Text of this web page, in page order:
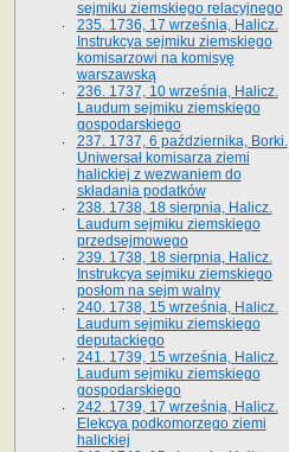
sejmiku ziemskiego relacyjnego
235. 1736, 17 września, Halicz.
Instrukcya sejmiku ziemskiego
komisarzowi na komisyę
warszawską
236. 1737, 10 września, Halicz.
Laudum sejmiku ziemskiego
gospodarskiego
237. 1737, 6 października, Borki.
Uniwersał komisarza ziemi
halickiej z wezwaniem do
składania podatków
238. 1738, 18 sierpnia, Halicz.
Laudum sejmiku ziemskiego
przedsejmowego
239. 1738, 18 sierpnia, Halicz.
Instrukcya sejmiku ziemskiego
posłom na sejm walny
240. 1738, 15 września, Halicz.
Laudum sejmiku ziemskiego
deputackiego
241. 1739, 15 września, Halicz.
Laudum sejmiku ziemskiego
gospodarskiego
242. 1739, 17 września, Halicz.
Elekcya podkomorzego ziemi
halickiej